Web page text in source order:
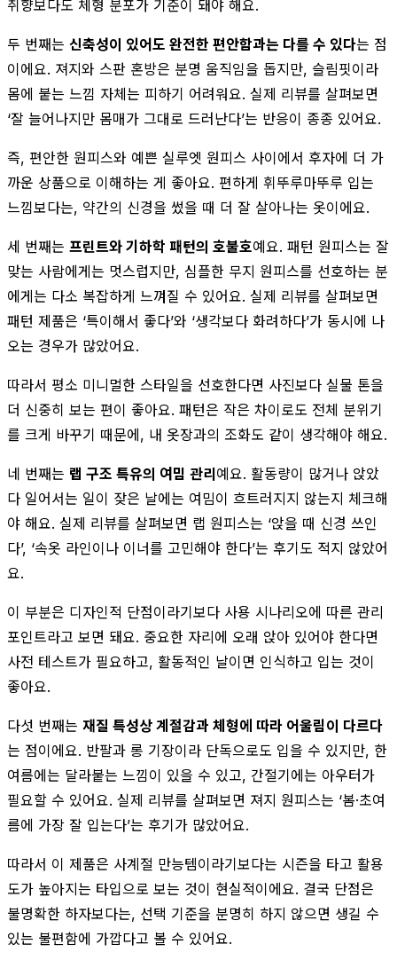
취향보다도 체형 분포가 기준이 돼야 해요.
두 번째는 신축성이 있어도 완전한 편안함과는 다를 수 있다는 점
이에요. 져지와 스판 혼방은 분명 움직임을 돕지만, 슬림핏이라
몸에 붙는 느낌 자체는 피하기 어려워요. 실제 리뷰를 살펴보면
‘잘 늘어나지만 몸매가 그대로 드러난다’는 반응이 종종 있어요.
즉, 편안한 원피스와 예쁜 실루엣 원피스 사이에서 후자에 더 가
까운 상품으로 이해하는 게 좋아요. 편하게 휘뚜루마뚜루 입는
느낌보다는, 약간의 신경을 썼을 때 더 잘 살아나는 옷이에요.
세 번째는 프린트와 기하학 패턴의 호불호예요. 패턴 원피스는 잘
맞는 사람에게는 멋스럽지만, 심플한 무지 원피스를 선호하는 분
에게는 다소 복잡하게 느껴질 수 있어요. 실제 리뷰를 살펴보면
패턴 제품은 ‘특이해서 좋다’와 ‘생각보다 화려하다’가 동시에 나
오는 경우가 많았어요.
따라서 평소 미니멀한 스타일을 선호한다면 사진보다 실물 톤을
더 신중히 보는 편이 좋아요. 패턴은 작은 차이로도 전체 분위기
를 크게 바꾸기 때문에, 내 옷장과의 조화도 같이 생각해야 해요.
네 번째는 랩 구조 특유의 여밈 관리예요. 활동량이 많거나 앉았
다 일어서는 일이 잦은 날에는 여밈이 흐트러지지 않는지 체크해
야 해요. 실제 리뷰를 살펴보면 랩 원피스는 ‘앉을 때 신경 쓰인
다’, ‘속옷 라인이나 이너를 고민해야 한다’는 후기도 적지 않았어
요.
이 부분은 디자인적 단점이라기보다 사용 시나리오에 따른 관리
포인트라고 보면 돼요. 중요한 자리에 오래 앉아 있어야 한다면
사전 테스트가 필요하고, 활동적인 날이면 인식하고 입는 것이
좋아요.
다섯 번째는 재질 특성상 계절감과 체형에 따라 어울림이 다르다
는 점이에요. 반팔과 롱 기장이라 단독으로도 입을 수 있지만, 한
여름에는 달라붙는 느낌이 있을 수 있고, 간절기에는 아우터가
필요할 수 있어요. 실제 리뷰를 살펴보면 져지 원피스는 ‘봄·초여
름에 가장 잘 입는다’는 후기가 많았어요.
따라서 이 제품은 사계절 만능템이라기보다는 시즌을 타고 활용
도가 높아지는 타입으로 보는 것이 현실적이에요. 결국 단점은
불명확한 하자보다는, 선택 기준을 분명히 하지 않으면 생길 수
있는 불편함에 가깝다고 볼 수 있어요.